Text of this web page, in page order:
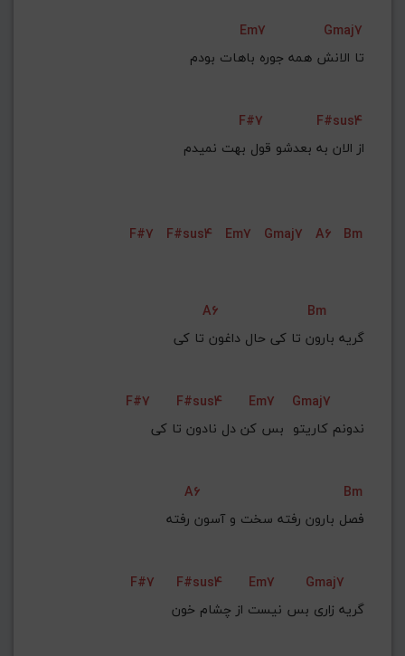
Em7
Gmaj7
    ﺗﺎ اﻟﺎﻧﺶ ﻫﻤﻪ ﺟﻮره ﺑﺎﻫﺎت ﺑﻮدم
F#7
F#sus4
از اﻟﺎن ﺑﻪ ﺑﻌﺪﺷﻮ ﻗﻮل ﺑﻬﺖ ﻧﻤﻴﺪم
F#7 F#sus4 Em7 Gmaj7 A6 Bm
A6
Bm
    ﮔﺮﻳﻪ ﺑﺎرون ﺗﺎ ﻛﻰ ﺣﺎل داﻏﻮن ﺗﺎ ﻛﻰ
F#7 F#sus4 Em7
Gmaj7
    ﻧﺪوﻧﻢ ﻛﺎرﻳﺘﻮ  ﺑﺲ ﻛﻦ دل ﻧﺎدون ﺗﺎ ﻛﻰ
A6
Bm
    ﻓﺼﻞ ﺑﺎرون رﻓﺘﻪ ﺳﺨﺖ و آﺳﻮن رﻓﺘﻪ
F#7 F#sus4 Em7
Gmaj7
    ﮔﺮﻳﻪ زاری ﺑﺲ ﻧﻴﺴﺖ از ﭼﺸﺎم ﺧﻮن